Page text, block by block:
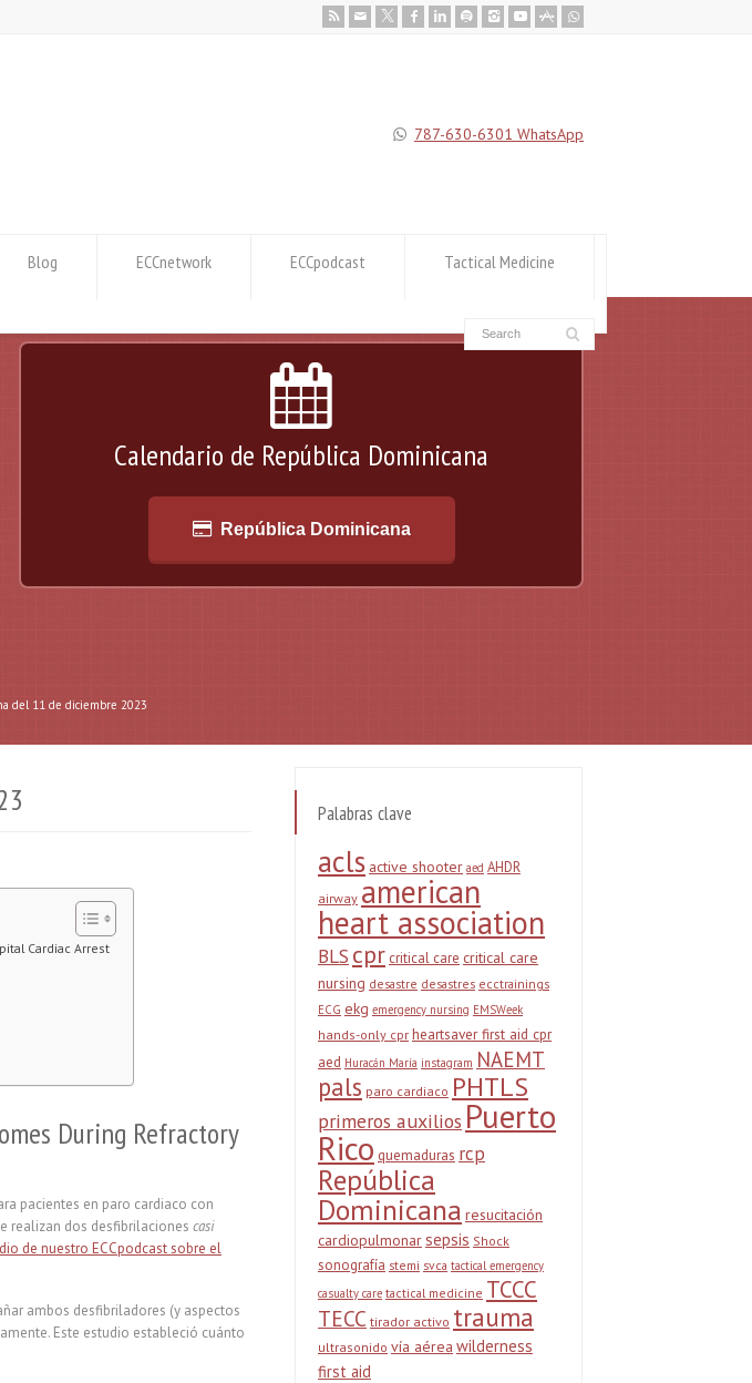
787-630-6301 WhatsApp
Blog ECCnetwork ECCpodcast Tactical Medicine
Calendario de República Dominicana
República Dominicana
del 11 de diciembre 2023
Cardiac Arrest
During Refractory
pacientes en paro cardiaco con
realizan dos desfibrilaciones casi
de nuestro ECCpodcast sobre el
ambos desfibriladores (y aspectos
Este estudio estableció cuánto
Palabras clave
acls active shooter aed AHDR
airway american
heart association
BLS cpr critical care critical care
nursing desastre desastres ecctrainings
ECG ekg emergency nursing EMSWeek
hands-only cpr heartsaver first aid cpr
aed Huracán María instagram NAEMT
pals paro cardiaco PHTLS
primeros auxilios Puerto
Rico quemaduras rcp
República
Dominicana resucitación
cardiopulmonarsepsis Shock
sonografía stemi svca tactical emergency
casualty care tactical medicine TCCC
TECC tirador activo trauma
ultrasonido vía aérea wilderness
first aid